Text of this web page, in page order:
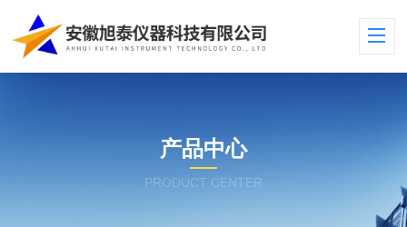
产品中心
PRODUCT CENTER